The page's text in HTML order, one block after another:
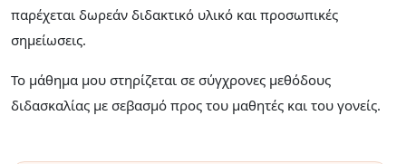
παρέχεται δωρεάν διδακτικό υλικό και προσωπικές
σημείωσεις.
Το μάθημα μου στηρίζεται σε σύγχρονες μεθόδους
διδασκαλίας με σεβασμό προς του μαθητές και του γονείς.